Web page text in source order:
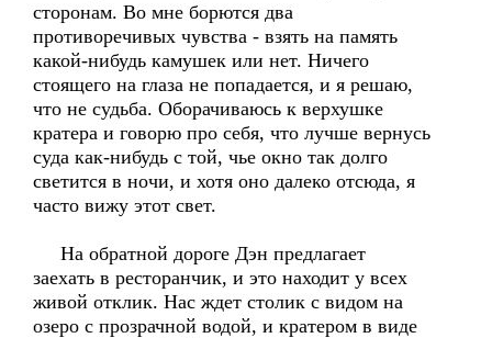
сторонам. Во мне борются два
противоречивых чувства - взять на память
какой-нибудь камушек или нет. Ничего
стоящего на глаза не попадается, и я решаю,
что не судьба. Оборачиваюсь к верхушке
кратера и говорю про себя, что лучше вернусь
суда как-нибудь с той, чье окно так долго
светится в ночи, и хотя оно далеко отсюда, я
часто вижу этот свет.
На обратной дороге Дэн предлагает
заехать в ресторанчик, и это находит у всех
живой отклик. Нас ждет столик с видом на
озеро с прозрачной водой, и кратером в виде